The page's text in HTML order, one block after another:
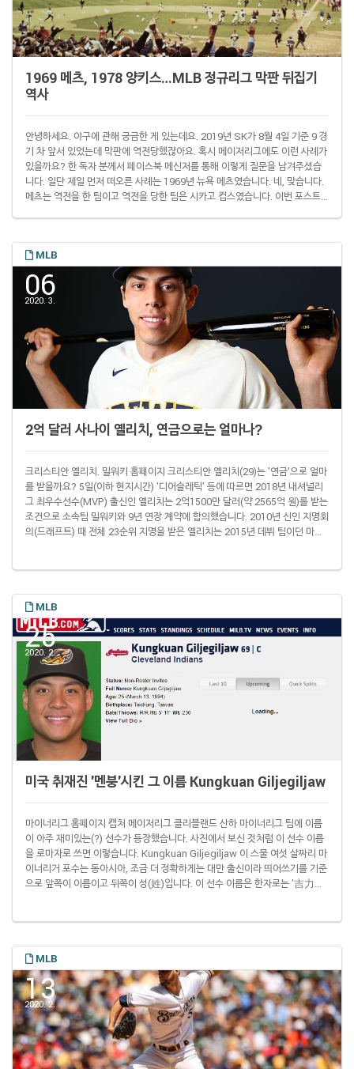
1969 메츠, 1978 양키스…MLB 정규리그 막판 뒤집기
역사
안녕하세요. 야구에 관해 궁금한 게 있는데요. 2019년 SK가 8월 4일 기준 9 경
기 차 앞서 있었는데 막판에 역전당했잖아요. 혹시 메이저리그에도 이런 사례가
있을까요? 한 독자 분께서 페이스북 메신저를 통해 이렇게 질문을 남겨주셨습
니다. 일단 제일 먼저 떠오른 사례는 1969년 뉴욕 메츠였습니다. 네, 맞습니다.
메츠는 역전을 한 팀이고 역전을 당한 팀은 시카고 컵스였습니다. 이번 포스트
9일 경기에서 뉴욕 메츠 선발 톰 시버가 시카고 컵스를 노히트로 막고 있는 모
습. 동아일보DB 컵스는 이해 8월 4일(이하 현지시간) 기준으로 메츠에 7.5..
MLB
06
2020. 3.
2억 달러 사나이 옐리치, 연금으로는 얼마나?
크리스티안 옐리치. 밀워키 홈페이지 크리스티안 옐리치(29)는 '연금'으로 얼마
를 받을까요? 5일(이하 현지시간) '디어슬레틱' 등에 따르면 2018년 내셔널리
그 최우수선수(MVP) 출신인 옐리치는 2억1500만 달러(약 2565억 원)를 받는
조건으로 소속팀 밀워키와 9년 연장 계약에 합의했습니다. 2010년 신인 지명회
의(드래프트) 때 전체 23순위 지명을 받은 옐리치는 2015년 데뷔 팀이던 마이
계약은 이 2년 계약은 그대로 가져가고 이후 2022년부터 2028년..
MLB
25
2020. 2.
미국 취재진 '멘붕'시킨 그 이름 Kungkuan Giljegiljaw
마이너리그 홈페이지 캡처 메이저리그 클리블랜드 산하 마이너리그 팀에 이름
이 아주 재미있는(?) 선수가 등장했습니다. 사진에서 보신 것처럼 이 선수 이름
을 로마자로 쓰면 이렇습니다. Kungkuan Giljegiljaw 이 스물 여섯 살짜리 마
이너리거 포수는 동아시아, 조금 더 정확하게는 대만 출신이라 띄어쓰기를 기준
으로 앞쪽이 이름이고 뒤쪽이 성(姓)입니다. 이 선수 이름은 한자로는 '吉力吉
냈습니다. 집에서는 주리런이라는 중국식 이름을 쓰지 않는 건 그가 한족(漢族)
이 아니라 파이..
MLB
13
2020. 2.